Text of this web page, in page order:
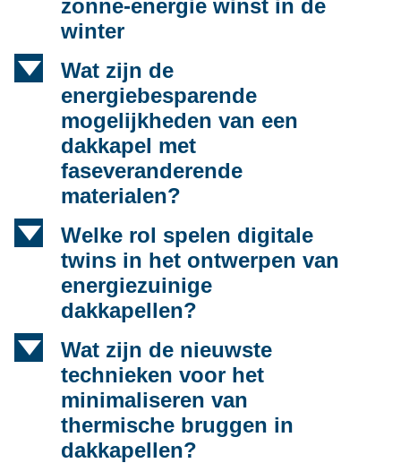
zonne-energie winst in de
winter
d
Wat zijn de
energiebesparende
mogelijkheden van een
dakkapel met
faseveranderende
materialen?
d
Welke rol spelen digitale
twins in het ontwerpen van
energiezuinige
dakkapellen?
d
Wat zijn de nieuwste
technieken voor het
minimaliseren van
thermische bruggen in
dakkapellen?